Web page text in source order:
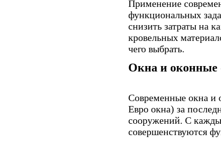
Применение
функциональных
снизить затраты на
кровельных
чего выбрать.
Окна и оконные
Современные окна и
Евро окна) за
сооружений. С
совершенствуются